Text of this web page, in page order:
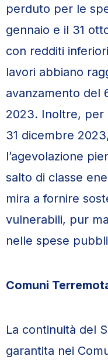
perduto per le
gennaio e il 31
con redditi
lavori abbiano
avanzamento del
2023. Inoltre, per
31 dicembre
l’agevolazione
salto di classe
mira a fornire
vulnerabili, pur
nelle spese
Comuni
La continuità del
garantita nei